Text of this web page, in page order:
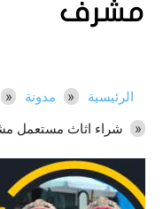
مشرف
الرئيسية مدونة
شراء اثاث مستعمل